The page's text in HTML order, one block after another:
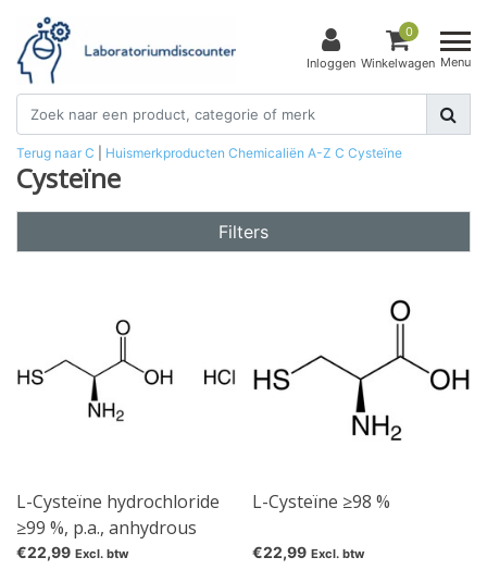
Inloggen
0
Winkelwagen Menu
Terug naar C Huismerkproducten Chemicaliën A-Z C Cysteïne
Cysteïne
Filters
L-Cysteïne hydrochloride
≥99 %, p.a., anhydrous
€22,99 Excl. btw
L-Cysteïne ≥98 %
€22,99 Excl. btw